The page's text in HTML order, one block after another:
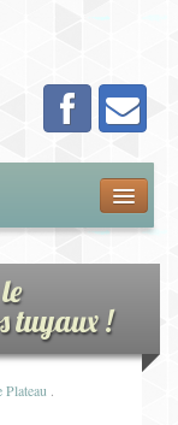
tuyaux !
Plateau